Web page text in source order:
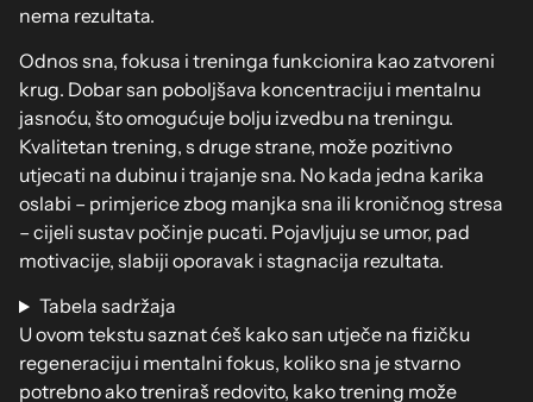
nema rezultata.
Odnos sna, fokusa i treninga funkcionira kao zatvoreni
krug. Dobar san poboljšava koncentraciju i mentalnu
jasnoću, što omogućuje bolju izvedbu na treningu.
Kvalitetan trening, s druge strane, može pozitivno
utjecati na dubinu i trajanje sna. No kada jedna karika
oslabi – primjerice zbog manjka sna ili kroničnog stresa
– cijeli sustav počinje pucati. Pojavljuju se umor, pad
motivacije, slabiji oporavak i stagnacija rezultata.
Tabela sadržaja
U ovom tekstu saznat ćeš kako san utječe na fizičku
regeneraciju i mentalni fokus, koliko sna je stvarno
potrebno ako treniraš redovito, kako trening može